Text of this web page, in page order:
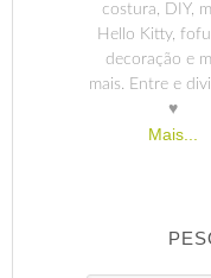
costura, DIY,
Hello Kitty,
decoração e
mais. Entre e
♥
Mais...